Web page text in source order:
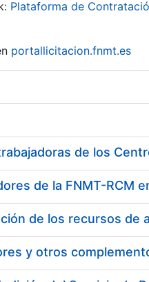
Plataforma de
portallicitacion.fnmt.es
y otros